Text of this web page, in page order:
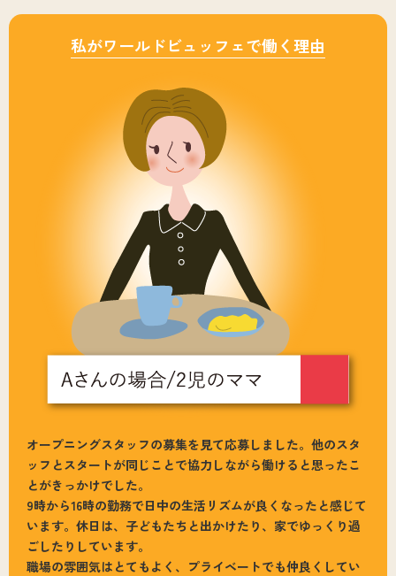
オープニングスタッフの募集を見て応募しました。他のスタ
ッフとスタートが同じことで協力しながら働けると思ったこ
とがきっかけでした。
9時から16時の勤務で日中の生活リズムが良くなったと感じて
います。休日は、子どもたちと出かけたり、家でゆっくり過
ごしたりしています。
職場の雰囲気はとてもよく、プライベートでも仲良くしてい
私がワールドビュッフェで働く理由